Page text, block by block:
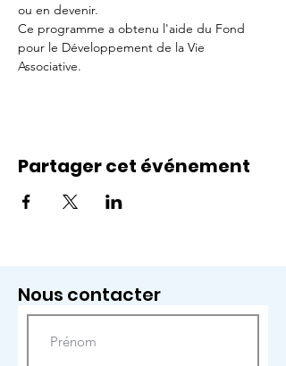
ou en devenir.
Ce programme a obtenu l'aide du Fond
pour le Développement de la Vie
Associative.
Partager cet événement
Nous contacter